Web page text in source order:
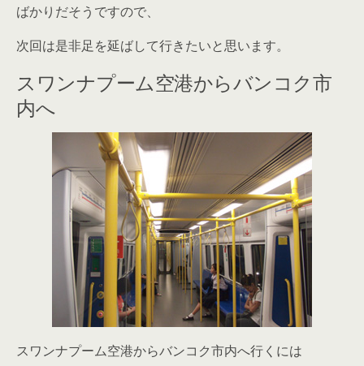
ばかりだそうですので、
次回は是非足を延ばして行きたいと思います。
スワンナプーム空港からバンコク市
内へ
スワンナプーム空港からバンコク市内へ行くには